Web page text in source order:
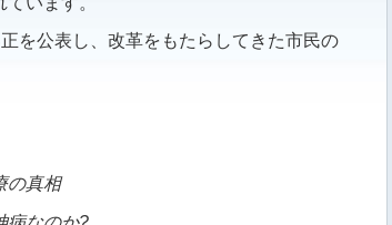
を公表し、改革をもたらしてきた市民の
の真相